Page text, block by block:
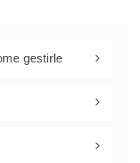
gestirle